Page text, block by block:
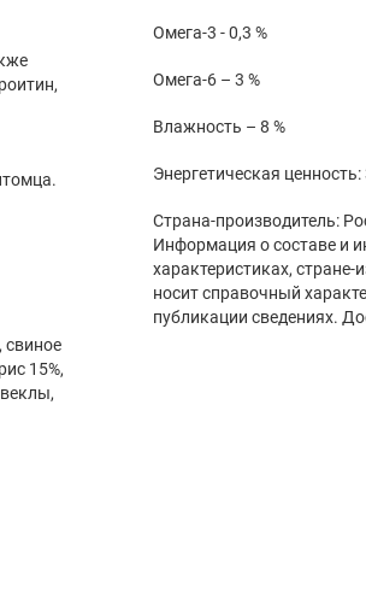
свиное
15%,
Омега-3 - 0,3 %
Омега-6 – 3 %
Влажность – 8 %
Энергетическая
Страна-производитель:
Информация о составе и
характеристиках,
носит справочный
публикации сведениях.